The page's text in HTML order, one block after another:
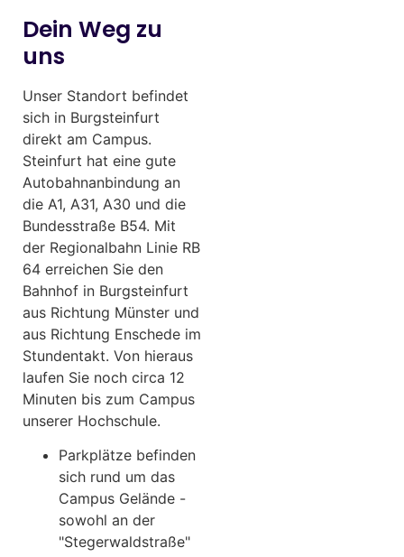
Dein Weg zu
uns
Unser Standort befindet
sich in Burgsteinfurt
direkt am Campus.
Steinfurt hat eine gute
Autobahnanbindung an
die A1, A31, A30 und die
Bundesstraße B54. Mit
der Regionalbahn Linie RB
64 erreichen Sie den
Bahnhof in Burgsteinfurt
aus Richtung Münster und
aus Richtung Enschede im
Stundentakt. Von hieraus
laufen Sie noch circa 12
Minuten bis zum Campus
unserer Hochschule.
Parkplätze befinden
sich rund um das
Campus Gelände -
sowohl an der
"Stegerwaldstraße"